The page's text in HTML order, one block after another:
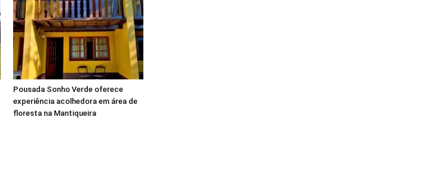
Pousada Sonho Verde oferece
experiência acolhedora em área de
floresta na Mantiqueira